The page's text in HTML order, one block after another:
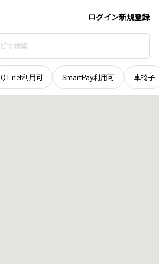
ログイン新規登録
QT-net利用可 SmartPay利用可 車椅子